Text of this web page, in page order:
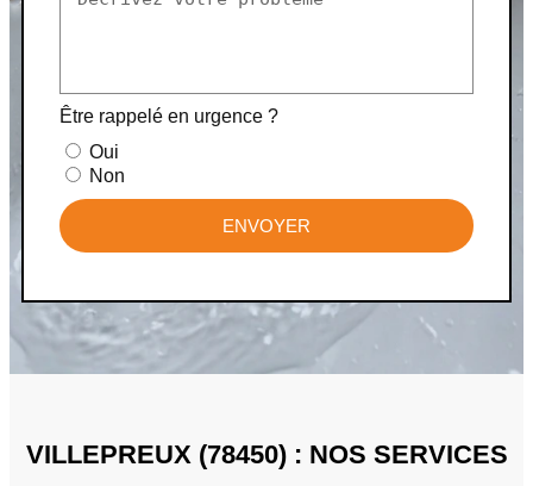
Être rappelé en urgence ?
Oui
Non
ENVOYER
VILLEPREUX (78450) : NOS SERVICES